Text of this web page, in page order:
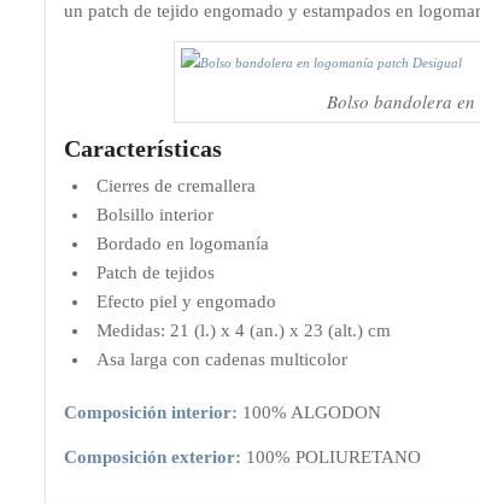
un patch de tejido engomado y estampados en
Bolso bandolera
Características
Cierres de cremallera
Bolsillo interior
Bordado en logomanía
Patch de tejidos
Efecto piel y engomado
Medidas: 21 (l.) x 4 (an.) x 23 (alt.) cm
Asa larga con cadenas multicolor
Composición interior: 100% ALGODON
Composición exterior: 100% POLIURETANO